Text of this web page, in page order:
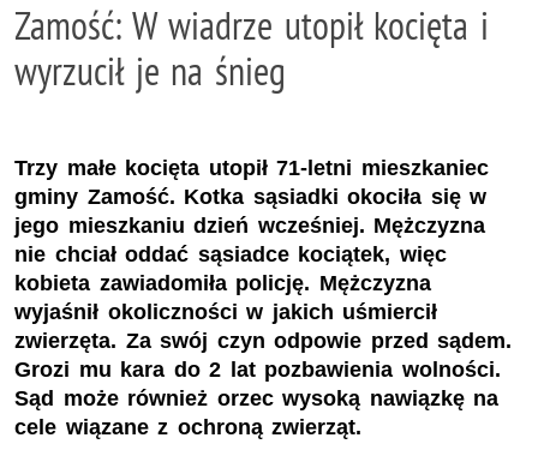
Zamość: W wiadrze utopił kocięta i
wyrzucił je na śnieg
Trzy małe kocięta utopił 71-letni mieszkaniec
gminy Zamość. Kotka sąsiadki okociła się w
jego mieszkaniu dzień wcześniej. Mężczyzna
nie chciał oddać sąsiadce kociątek, więc
kobieta zawiadomiła policję. Mężczyzna
wyjaśnił okoliczności w jakich uśmiercił
zwierzęta. Za swój czyn odpowie przed sądem.
Grozi mu kara do 2 lat pozbawienia wolności.
Sąd może również orzec wysoką nawiązkę na
cele wiązane z ochroną zwierząt.